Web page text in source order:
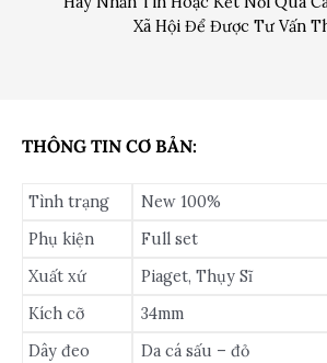
Xã Hội Để Được Tư Vấn
THÔNG TIN CƠ BẢN:
Tình trạng
New 100%
Phụ kiện
Full set
Xuất xứ
Piaget, Thụy Sĩ
Kích cỡ
34mm
Dây đeo
Da cá sấu – đỏ